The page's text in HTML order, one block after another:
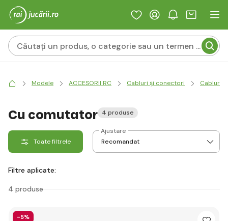
Modele ACCESORII RC Cabluri și conectori Cabluri
Cu comutator 4 produse
Toate filtrele
Ajustare
Filtre aplicate:
4 produse
-5%